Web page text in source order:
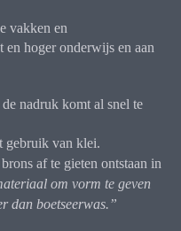
vakken en
en hoger onderwijs en aan
nadruk komt al snel te
gebruik van klei.
af te gieten ontstaan in
om vorm te geven
dan boetseerwas.”